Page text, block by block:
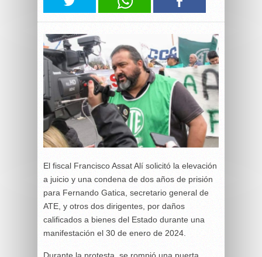
El fiscal Francisco Assat Alí solicitó la elevación
a juicio y una condena de dos años de prisión
para Fernando Gatica, secretario general de
ATE, y otros dos dirigentes, por daños
calificados a bienes del Estado durante una
manifestación el 30 de enero de 2024.
Durante la protesta, se rompió una puerta